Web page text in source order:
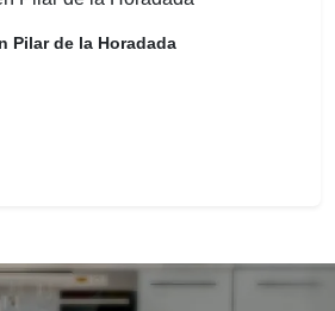
Pilar de la Horadada